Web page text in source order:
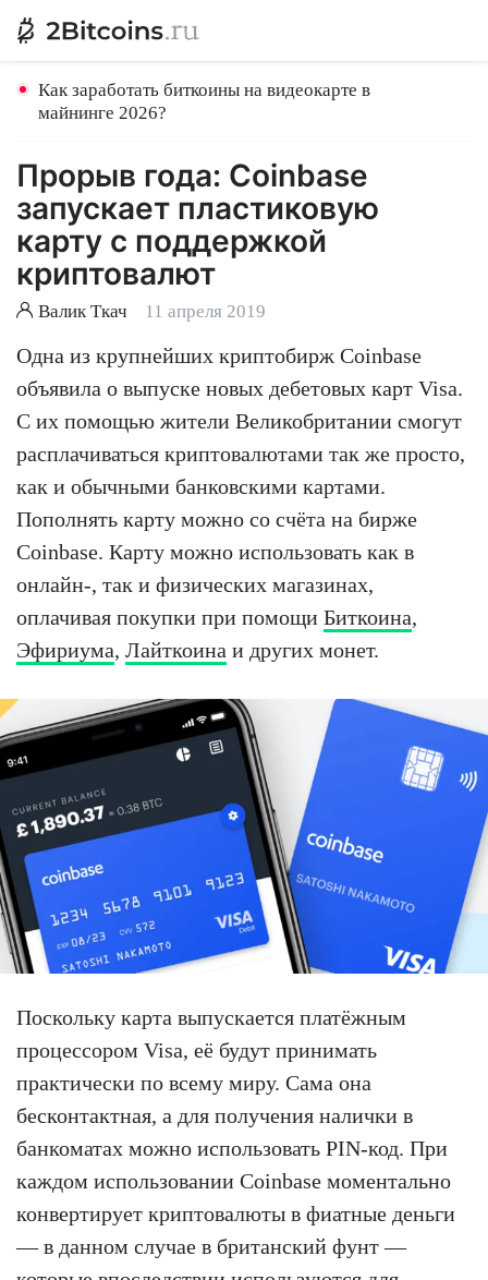
Как заработать биткоины на видеокарте в
майнинге 2026?
Прорыв года: Coinbase
запускает пластиковую
карту с поддержкой
криптовалют
Валик Ткач 11 апреля 2019
Одна из крупнейших криптобирж Coinbase
объявила о выпуске новых дебетовых карт Visa.
С их помощью жители Великобритании смогут
расплачиваться криптовалютами так же просто,
как и обычными банковскими картами.
Пополнять карту можно со счёта на бирже
Coinbase. Карту можно использовать как в
онлайн-, так и физических магазинах,
оплачивая покупки при помощи Биткоина,
Эфириума, Лайткоина и других монет.
Поскольку карта выпускается платёжным
процессором Visa, её будут принимать
практически по всему миру. Сама она
бесконтактная, а для получения налички в
банкоматах можно использовать PIN-код. При
каждом использовании Coinbase моментально
конвертирует криптовалюты в фиатные деньги
— в данном случае в британский фунт —